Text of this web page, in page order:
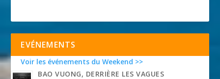
EVÉNEMENTS
Voir les événements du Weekend >>
BAO VUONG, DERRIÈRE LES VAGUES